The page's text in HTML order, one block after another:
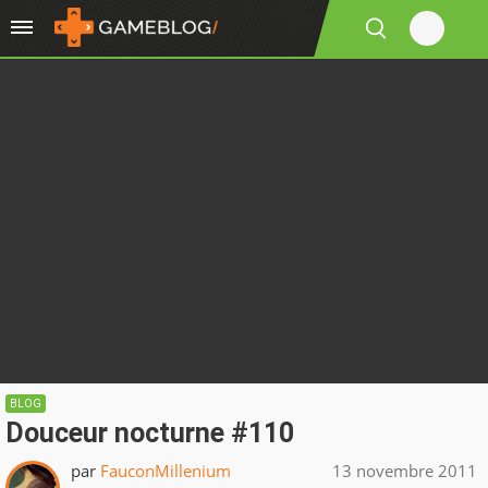
BLOG
Douceur nocturne #110
par FauconMillenium 13 novembre 2011